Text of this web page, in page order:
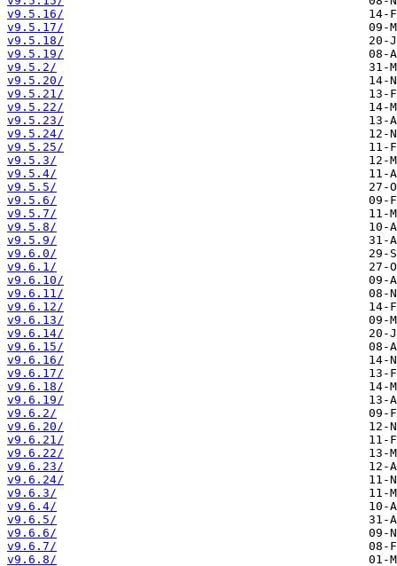
v9.5.16/
v9.5.17/
v9.5.18/
v9.5.19/
v9.5.2/
v9.5.20/
v9.5.21/
v9.5.22/
v9.5.23/
v9.5.24/
v9.5.25/
v9.5.3/
v9.5.4/
v9.5.5/
v9.5.6/
v9.5.7/
v9.5.8/
v9.5.9/
v9.6.0/
v9.6.1/
v9.6.10/
v9.6.11/
v9.6.12/
v9.6.13/
v9.6.14/
v9.6.15/
v9.6.16/
v9.6.17/
v9.6.18/
v9.6.19/
v9.6.2/
v9.6.20/
v9.6.21/
v9.6.22/
v9.6.23/
v9.6.24/
v9.6.3/
v9.6.4/
v9.6.5/
v9.6.6/
v9.6.7/
v9.6.8/